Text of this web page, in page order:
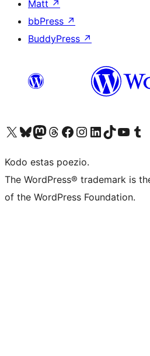
Matt ↗
bbPress ↗
BuddyPress ↗
Visit our X (formerly Twitter) account
Visit our Bluesky account
Visit our Mastodon account
Visit our Threads account
Visit our Facebook page
Visit our Instagram account
Visit our LinkedIn account
Visit our TikTok account
Visit our YouTube
Visit
Kodo estas poezio.
The WordPress® trademark is
of the WordPress Foundation.